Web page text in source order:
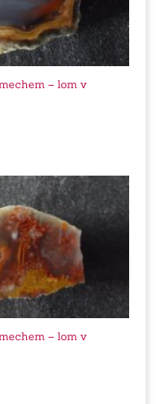
– lom v
– lom v